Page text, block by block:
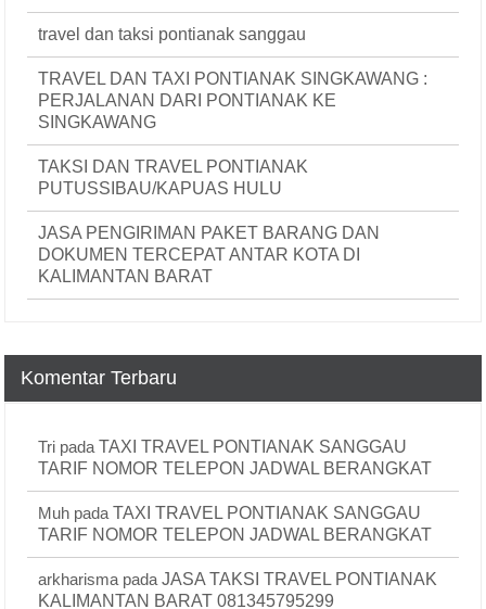
travel dan taksi pontianak sanggau
TRAVEL DAN TAXI PONTIANAK SINGKAWANG :
PERJALANAN DARI PONTIANAK KE
SINGKAWANG
TAKSI DAN TRAVEL PONTIANAK
PUTUSSIBAU/KAPUAS HULU
JASA PENGIRIMAN PAKET BARANG DAN
DOKUMEN TERCEPAT ANTAR KOTA DI
KALIMANTAN BARAT
Komentar Terbaru
Tri padaTAXI TRAVEL PONTIANAK SANGGAU
TARIF NOMOR TELEPON JADWAL BERANGKAT
Muh padaTAXI TRAVEL PONTIANAK SANGGAU
TARIF NOMOR TELEPON JADWAL BERANGKAT
arkharisma padaJASA TAKSI TRAVEL PONTIANAK
KALIMANTAN BARAT 081345795299